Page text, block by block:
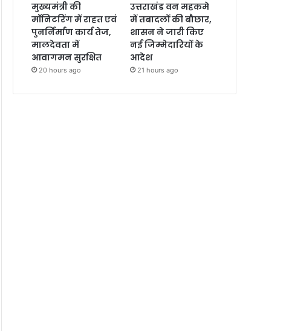
मुख्यमंत्री की
मॉनिटरिंग में राहत एवं
पुनर्निर्माण कार्य तेज,
मालदेवता में
आवागमन सुरक्षित
20 hours ago
उत्तराखंड वन महकमे
में तबादलों की बौछार,
शासन ने जारी किए
नई जिम्मेदारियों के
आदेश
21 hours ago